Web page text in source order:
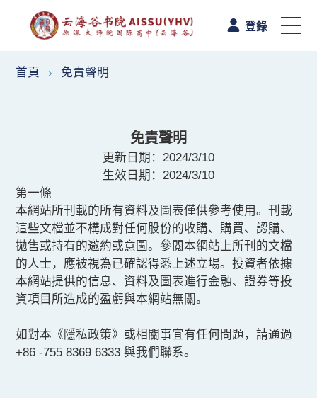
登錄
首頁
校園生活
A-Level课程
升學路向
聯絡我們
首頁 免責聲明
免責聲明
更新日期：2024/3/10
生效日期： 2024/3/10
第一條
本網站所刊載的所有資料及圖表僅供參考使用。刊載
這些文檔並不構成對任何股份的收購、購買、認購、
拋售或持有的邀約或意圖。參閱本網站上所刊的文檔
的人士，應被視為已確認得悉上述立場。投資者依據
本網站提供的信息、資料及圖表進行金融、證券等投
資項目所造成的盈虧與本網站無關。
如對本《隱私政策》或相關事宜有任何問題，請通過
+86 -755 8369 6333 與我們聯系。